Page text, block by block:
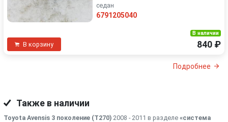
седан
6791205040
В корзину
В наличии
840 ₽
Подробнее
Также в наличии
Toyota Avensis 3 поколение (T270) 2008 - 2011 в разделе «система